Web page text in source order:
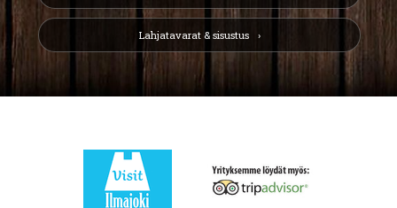
Lahjatavarat & sisustus